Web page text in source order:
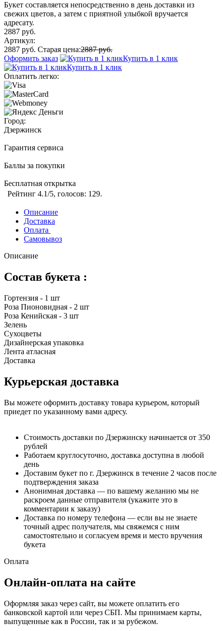
Букет составляется непосредственно в день доставки из
свежих цветов, а затем с приятной улыбкой вручается
адресату.
2887 руб.
Артикул:
2887 руб. Старая цена:2887 руб.
Оформить заказ
Купить в 1 клик
Купить в 1 клик
Оплатить легко:
Город:
Дзержинск
Гарантия сервиса
Баллы за покупки
Бесплатная открытка
Рейтинг 4.1/5, голосов: 129.
Описание
Доставка
Оплата
Самовывоз
Описание
Состав букета :
Гортензия - 1 шт
Роза Пионовидная - 2 шт
Роза Кенийская - 3 шт
Зелень
Сухоцветы
Дизайнерская упаковка
Лента атласная
Доставка
Курьерская доставка
Вы можете оформить доставку товара курьером, который
приедет по указанному вами адресу.
Стоимость доставки по Дзержинску начинается от 350
рублей
Работаем круглосуточно, доставка доступна в любой
день
Доставим букет по г. Дзержинск в течение 2 часов после
подтверждения заказа
Анонимная доставка — по вашему желанию мы не
раскроем данные отправителя (укажите это в
комментарии к заказу)
Доставка по номеру телефона — если вы не знаете
точный адрес получателя, мы свяжемся с ним
самостоятельно и согласуем время и место вручения
букета
Оплата
Онлайн-оплата на сайте
Оформляя заказ через сайт, вы можете оплатить его
банковской картой или через СБП. Мы принимаем карты,
выпущенные как в России, так и за рубежом.